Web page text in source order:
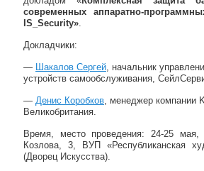
современных аппаратно-
IS_Security»
Докладчики:
— Шакалов Сергей , начальник
устройств самообслуживания,
— Денис Коробков , менеджер компании
Великобритания.
Время, место проведения: 24-25 мая,
Козлова, 3, ВУП «Республиканская
(Дворец Искусства).